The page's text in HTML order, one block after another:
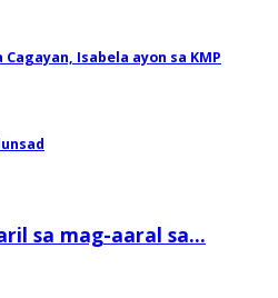
Isabela ayon sa KMP
sa mag-aaral sa...